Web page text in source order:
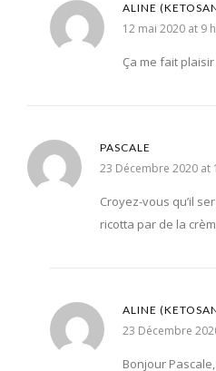
ALINE
12 mai 2020 at 9
Ça me fait plaisir
PASCALE
23 Décembre 2020 at
Croyez-vous qu’il
ricotta par de la
ALINE
23 Décembre
Bonjour